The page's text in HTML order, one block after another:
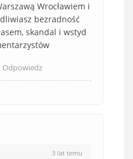
Wrocławiem i
bezradność
skandal i wstyd
Odpowiedz
3 lat temu